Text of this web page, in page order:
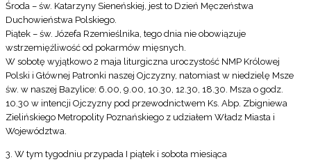
Środa – św. Katarzyny Sieneńskiej, jest to Dzień Męczeństwa
Duchowieństwa Polskiego.
Piątek – św. Józefa Rzemieślnika, tego dnia nie obowiązuje
wstrzemięźliwość od pokarmów mięsnych.
W sobotę wyjątkowo 2 maja liturgiczna uroczystość NMP Królowej
Polski i Głównej Patronki naszej Ojczyzny, natomiast w niedzielę Msze
św. w naszej Bazylice: 6.00, 9.00, 10.30, 12.30, 18.30. Msza o godz.
10.30 w intencji Ojczyzny pod przewodnictwem Ks. Abp. Zbigniewa
Zielińskiego Metropolity Poznańskiego z udziałem Władz Miasta i
Województwa.
3. W tym tygodniu przypada I piątek i sobota miesiąca